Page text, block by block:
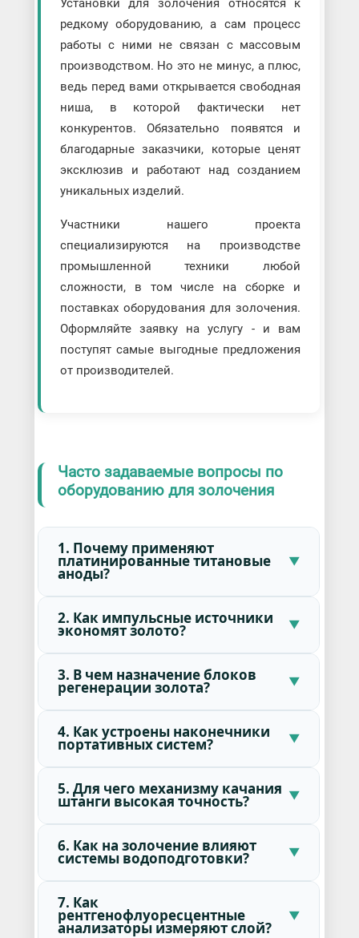
Установки для золочения относятся к
редкому оборудованию, а сам процесс
работы с ними не связан с массовым
производством. Но это не минус, а плюс,
ведь перед вами открывается свободная
ниша, в которой фактически нет
конкурентов. Обязательно появятся и
благодарные заказчики, которые ценят
эксклюзив и работают над созданием
уникальных изделий.
Участники нашего проекта
специализируются на производстве
промышленной техники любой
сложности, в том числе на сборке и
поставках оборудования для золочения.
Оформляйте заявку на услугу - и вам
поступят самые выгодные предложения
от производителей.
Часто задаваемые вопросы по
оборудованию для золочения
1. Почему применяют
платинированные титановые
аноды?
2. Как импульсные источники
экономят золото?
3. В чем назначение блоков
регенерации золота?
4. Как устроены наконечники
портативных систем?
5. Для чего механизму качания
штанги высокая точность?
6. Как на золочение влияют
системы водоподготовки?
7. Как
рентгенофлуоресцентные
анализаторы измеряют слой?